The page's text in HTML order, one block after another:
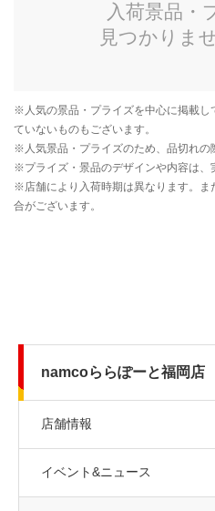
namcoららぽーと福岡店
店舗情報
イベント&ニュース